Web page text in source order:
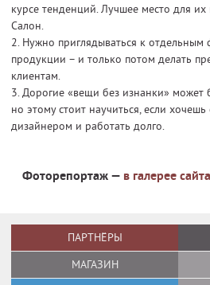
курсе тенденций. Лучшее место для
Салон.
2. Нужно приглядываться к отдельным
продукции – и только потом делать
клиентам.
3. Дорогие «вещи без изнанки» может
но этому стоит научиться, если
дизайнером и работать долго.
Фоторепортаж — в галерее сайта
ПАРТНЁРЫ
МАГАЗИН